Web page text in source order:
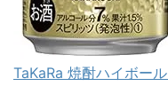
TaKaRa 焼酎ハイボー